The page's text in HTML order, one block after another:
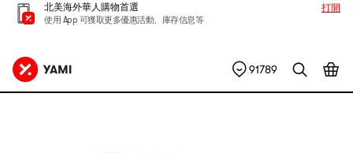
北美海外華人購物首選
使用 App 可獲取更多優惠活動、庫存信息等
打開
91789